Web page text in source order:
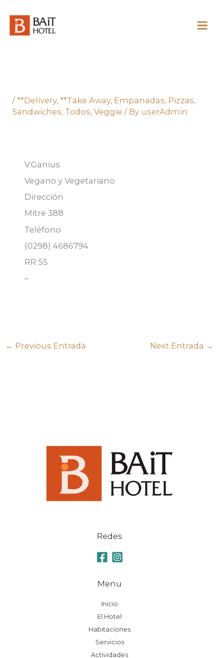
content
/**Delivery,**Take Away, Empanadas, Pizzas,
Sandwiches, Todos,Veggie / By userAdmin
V.Ganius
Vegano y Vegetariano
Dirección
Mitre 388
Teléfono
(0298) 4686794
RR SS
–
← Previous Entrada Next Entrada →
Redes
Menu
Inicio
El Hotel
Habitaciones
Servicios
Actividades